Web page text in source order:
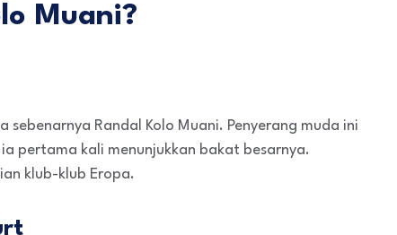
Muani?
Randal Kolo Muani. Penyerang muda ini
pertama kali menunjukkan bakat besarnya.
klub-klub Eropa.